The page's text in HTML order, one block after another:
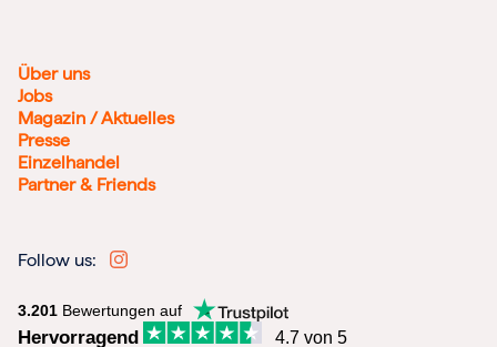
Über uns
Jobs
Magazin / Aktuelles
Presse
Einzelhandel
Partner & Friends
Follow us:
3.201 Bewertungen auf
Hervorragend 4.7 von 5